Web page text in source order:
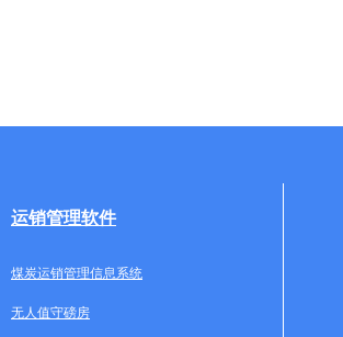
运销管理软件
煤炭运销管理信息系统
无人值守磅房